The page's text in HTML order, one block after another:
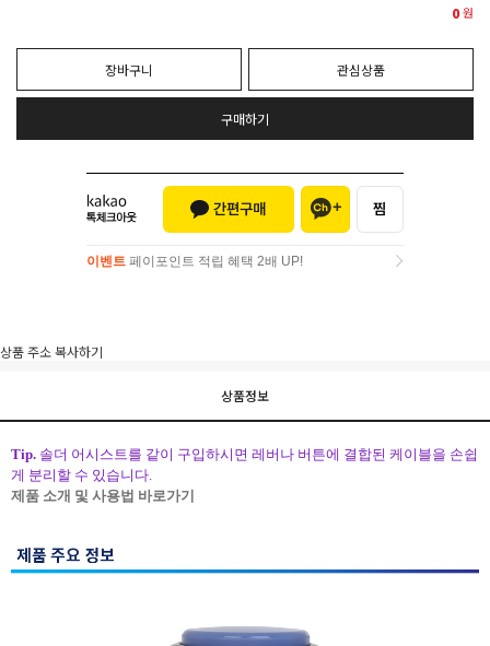
0원
장바구니 관심상품
구매하기
이벤트 페이포인트 적립 혜택 2배 UP!
상품 주소 복사하기
상품정보
Tip. 솔더 어시스트를 같이 구입하시면 레버나 버튼에 결합된 케이블을 손쉽
게 분리할 수 있습니다.
제품 소개 및 사용법 바로가기